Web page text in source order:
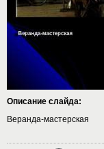
Описание слайда:
Веранда-мастерская